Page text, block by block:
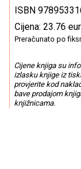
ISBN
Cijena: 23.76 eur
Preračunato po
Cijene knjiga su
izlasku knjige iz
provjerite kod
bave prodajom
knjižnicama.